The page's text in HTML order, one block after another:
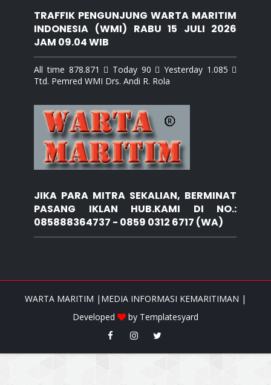
TRAFFIK PENGUNJUNG WARTA MARITIM
INDONESIA (WMI) RABU 15 JULI 2026
JAM 09.04 WIB
All time 878.871  Today 90  Yesterday 1.085 
Ttd. Pemred WMI Drs. Andi R. Rola
JIKA PARA MITRA SEKALIAN, BERMINAT
PASANG IKLAN HUB.KAMI DI NO.:
085888364737 - 0859 0312 6717 (WA)
WARTA MARITIM |MEDIA INFORMASI KEMARITIMAN |
Developed
by Templatesyard